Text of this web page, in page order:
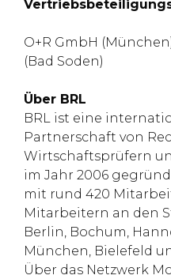
O+R GmbH
(Bad Soden)
Über BRL
BRL ist eine
Partnerschaft von
Wirtschaftsprüfern
im Jahr 2006
mit rund 420
Mitarbeitern an den
Berlin, Bochum,
München, Bielefeld
Über das Netzwerk